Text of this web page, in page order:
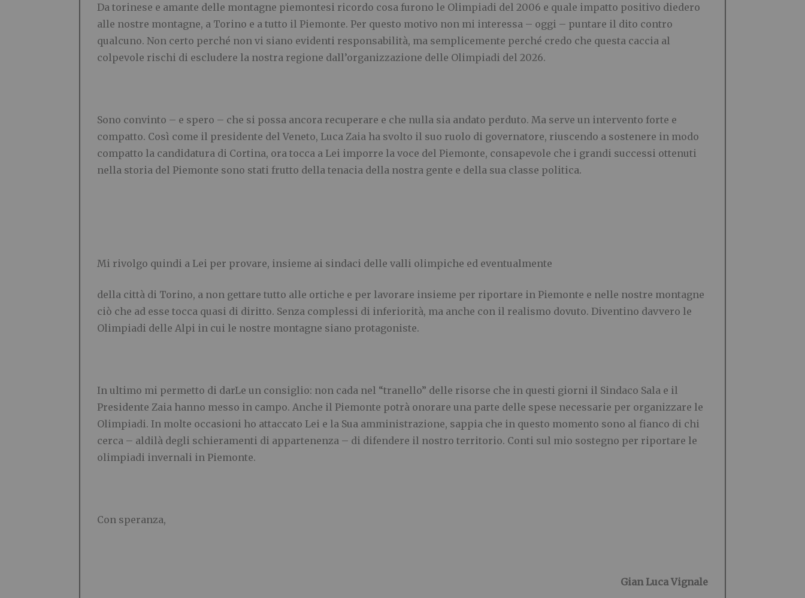
Da torinese e amante delle montagne piemontesi ricordo cosa furono le Olimpiadi del 2006 e quale impatto positivo diedero
alle nostre montagne, a Torino e a tutto il Piemonte. Per questo motivo non mi interessa – oggi – puntare il dito contro
qualcuno. Non certo perché non vi siano evidenti responsabilità, ma semplicemente perché credo che questa caccia al
colpevole rischi di escludere la nostra regione dall’organizzazione delle Olimpiadi del 2026.
Sono convinto – e spero – che si possa ancora recuperare e che nulla sia andato perduto. Ma serve un intervento forte e
compatto. Così come il presidente del Veneto, Luca Zaia ha svolto il suo ruolo di governatore, riuscendo a sostenere in modo
compatto la candidatura di Cortina, ora tocca a Lei imporre la voce del Piemonte, consapevole che i grandi successi ottenuti
nella storia del Piemonte sono stati frutto della tenacia della nostra gente e della sua classe politica.
Mi rivolgo quindi a Lei per provare, insieme ai sindaci delle valli olimpiche ed eventualmente
della città di Torino, a non gettare tutto alle ortiche e per lavorare insieme per riportare in Piemonte e nelle nostre montagne
ciò che ad esse tocca quasi di diritto. Senza complessi di inferiorità, ma anche con il realismo dovuto. Diventino davvero le
Olimpiadi delle Alpi in cui le nostre montagne siano protagoniste.
In ultimo mi permetto di darLe un consiglio: non cada nel “tranello” delle risorse che in questi giorni il Sindaco Sala e il
Presidente Zaia hanno messo in campo. Anche il Piemonte potrà onorare una parte delle spese necessarie per organizzare le
Olimpiadi. In molte occasioni ho attaccato Lei e la Sua amministrazione, sappia che in questo momento sono al fianco di chi
cerca – aldilà degli schieramenti di appartenenza – di difendere il nostro territorio. Conti sul mio sostegno per riportare le
olimpiadi invernali in Piemonte.
Con speranza,
Gian Luca Vignale